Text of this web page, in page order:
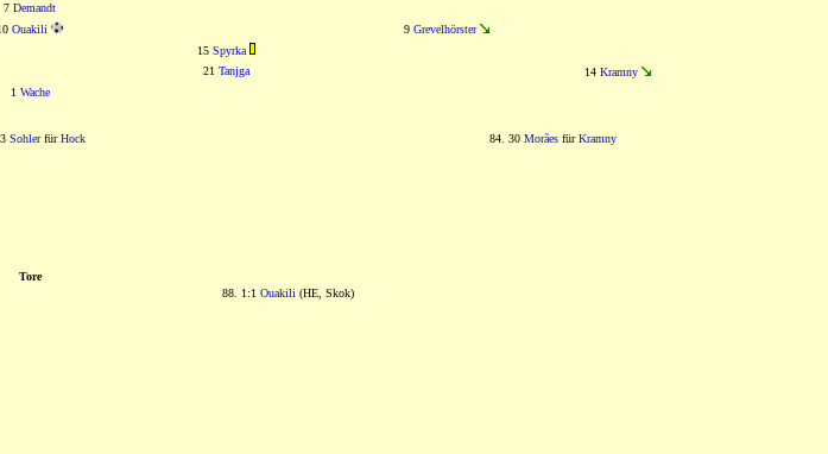
7 Demandt
Ouakili 9 Grevelhörster
15 Spyrka
21 Tanjga 14 Kramny
1 Wache
SohlerfürHock 84. 30 MorãesfürKramny
Tore
88. 1:1 Ouakili (HE, Skok)